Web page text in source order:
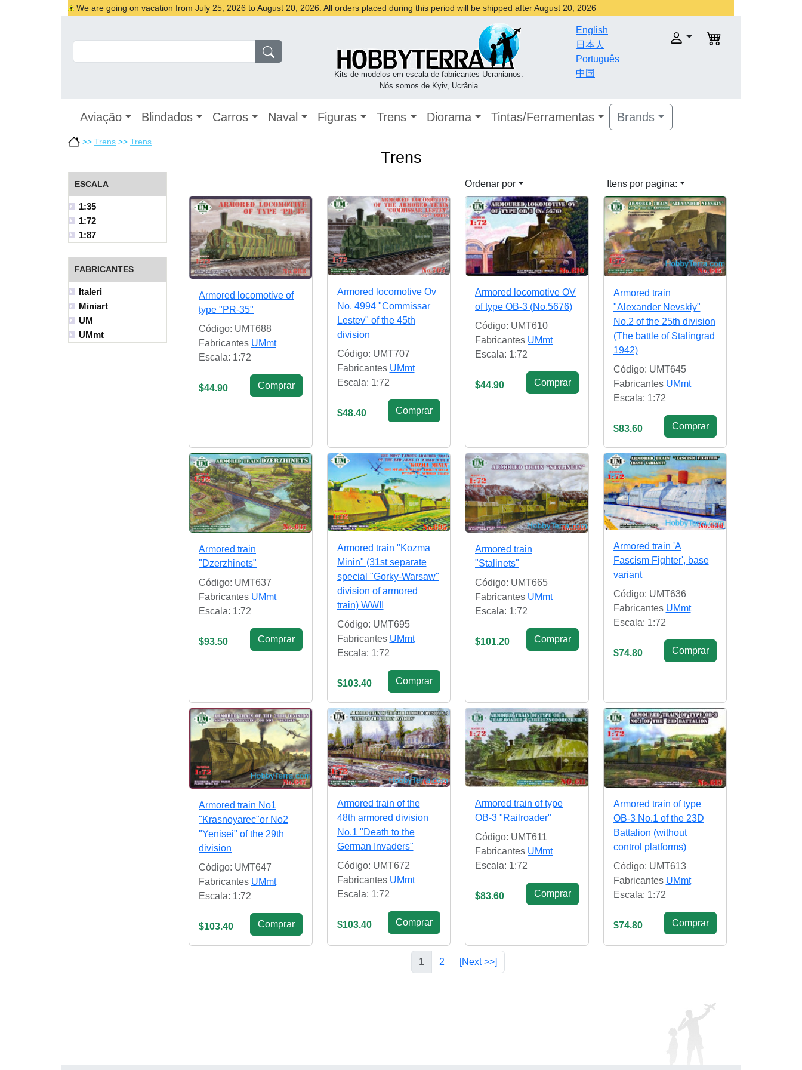
We are going on vacation from July 25, 2026 to August 20, 2026. All orders placed during this period will be shipped after August 20, 2026
Kits de modelos em escala de fabricantes Ucranianos.
Nós somos de Kyiv, Ucrânia
English
日本人
Português
中国
Aviação Blindados Carros Naval Figuras Trens Diorama Tintas/Ferramentas Brands
>> Trens >> Trens
Trens
ESCALA
1:35
1:72
1:87
FABRICANTES
Italeri
Miniart
UM
UMmt
Ordenar por Itens por pagina:
Armored locomotive of
type "PR-35"
Código: UMT688
Fabricantes UMmt
Escala: 1:72
$44.90 Сomprar
Armored locomotive Ov
No. 4994 "Commissar
Lestev" of the 45th
division
Código: UMT707
Fabricantes UMmt
Escala: 1:72
$48.40 Сomprar
Armored locomotive OV
of type OB-3 (No.5676)
Código: UMT610
Fabricantes UMmt
Escala: 1:72
$44.90 Сomprar
Armored train
"Alexander Nevskiy"
No.2 of the 25th division
(The battle of Stalingrad
1942)
Código: UMT645
Fabricantes UMmt
Escala: 1:72
$83.60 Сomprar
Armored train
"Dzerzhinets"
Código: UMT637
Fabricantes UMmt
Escala: 1:72
$93.50 Сomprar
Armored train "Kozma
Minin" (31st separate
special "Gorky-Warsaw"
division of armored
train) WWII
Código: UMT695
Fabricantes UMmt
Escala: 1:72
$103.40 Сomprar
Armored train
"Stalinets"
Código: UMT665
Fabricantes UMmt
Escala: 1:72
$101.20 Сomprar
Armored train 'A
Fascism Fighter', base
variant
Código: UMT636
Fabricantes UMmt
Escala: 1:72
$74.80 Сomprar
Armored train No1
"Krasnoyarec"or No2
"Yenisei" of the 29th
division
Código: UMT647
Fabricantes UMmt
Escala: 1:72
$103.40 Сomprar
Armored train of the
48th armored division
No.1 "Death to the
German Invaders"
Código: UMT672
Fabricantes UMmt
Escala: 1:72
$103.40 Сomprar
Armored train of type
OB-3 "Railroader"
Código: UMT611
Fabricantes UMmt
Escala: 1:72
$83.60 Сomprar
Armored train of type
OB-3 No.1 of the 23D
Battalion (without
control platforms)
Código: UMT613
Fabricantes UMmt
Escala: 1:72
$74.80 Сomprar
1 2 [Next >>]